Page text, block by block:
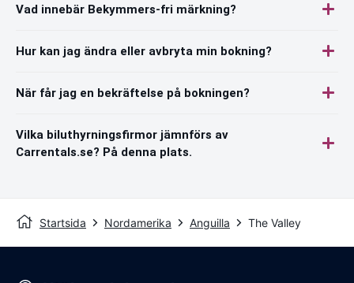
Vad innebär Bekymmers-fri märkning?
Hur kan jag ändra eller avbryta min bokning?
När får jag en bekräftelse på bokningen?
Vilka biluthyrningsfirmor jämnförs av
Carrentals.se? På denna plats.
Startsida Nordamerika Anguilla The Valley